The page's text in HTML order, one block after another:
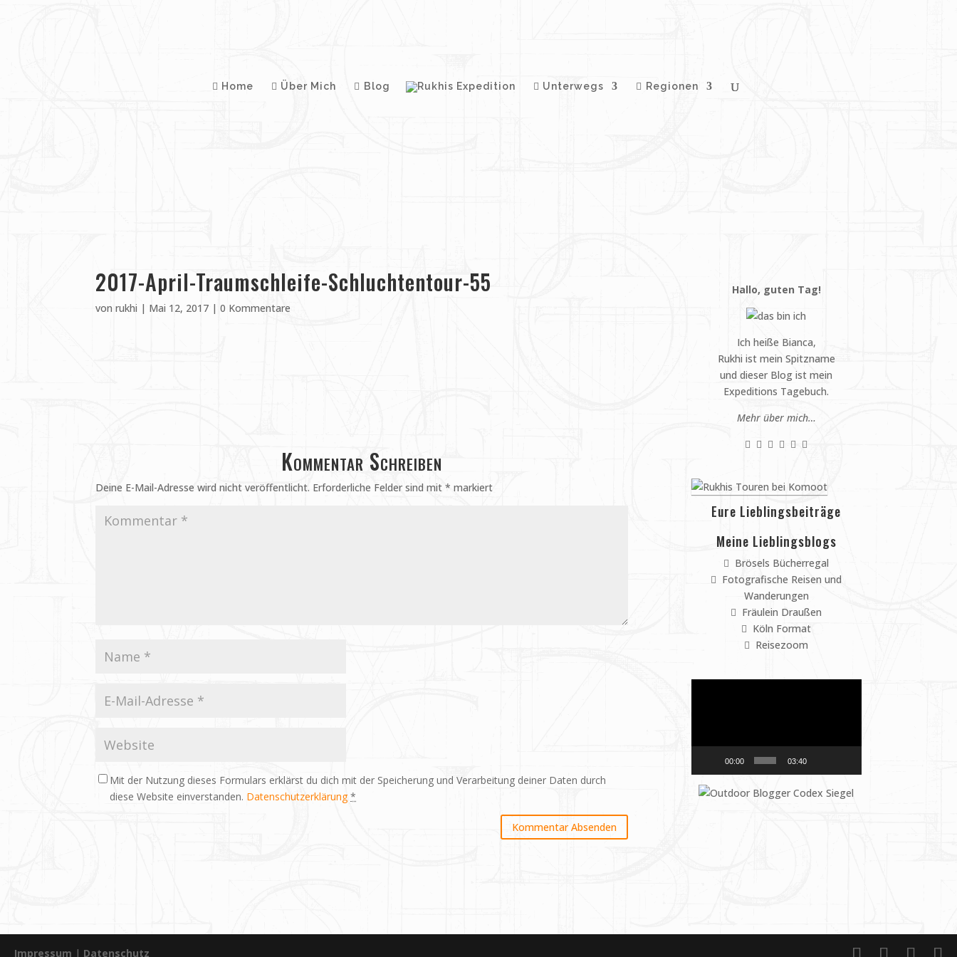
Home Über Mich Blog Unterwegs Regionen
2017-April-Traumschleife-Schluchtentour-55
vonrukhi | Mai 12, 2017 |0 Kommentare
Kommentar Schreiben
Deine E-Mail-Adresse wird nicht veröffentlicht. Erforderliche Felder sind mit* markiert
Mit der Nutzung dieses Formulars erklärst du dich mit der Speicherung und Verarbeitung deiner Daten durch
diese Website einverstanden. Datenschutzerklärung *
Hallo, guten Tag!
Ich heiße Bianca,
Rukhi ist mein Spitzname
und dieser Blog ist mein
Expeditions Tagebuch.
Mehr über mich…
Eure Lieblingsbeiträge
Meine Lieblingsblogs
Brösels Bücherregal
Fotografische Reisen und
Wanderungen
Fräulein Draußen
Köln Format
Reisezoom
00:00 03:40
Impressum | Datenschutz